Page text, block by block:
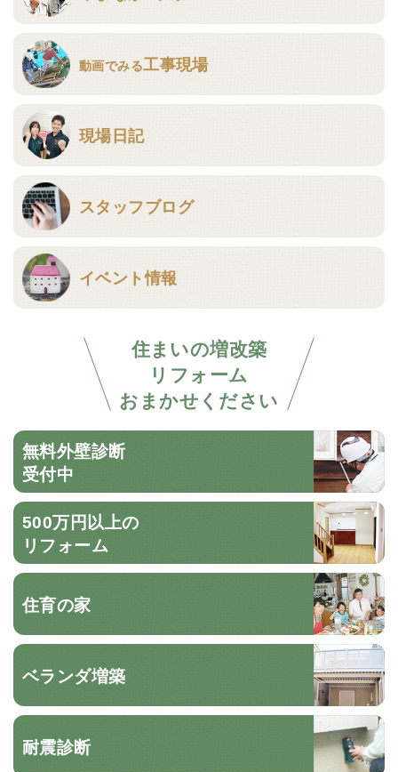
動画でみる工事現場
現場日記
スタッフブログ
イベント情報
住まいの増改築
リフォーム
おまかせください
無料外壁診断
受付中
500万円以上の
リフォーム
住育の家
ベランダ増築
耐震診断